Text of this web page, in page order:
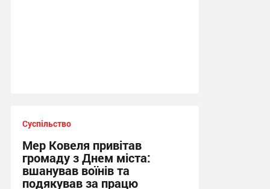
Суспільство
Мер Ковеля привітав
громаду з Днем міста:
вшанував воїнів та
подякував за працю